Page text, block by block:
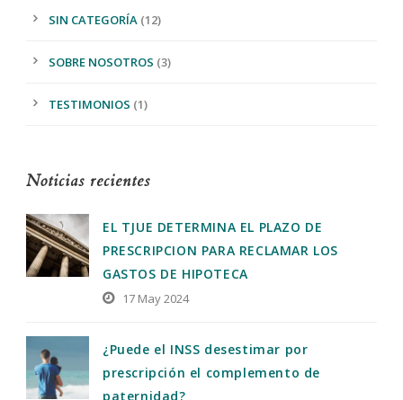
SIN CATEGORÍA (12)
SOBRE NOSOTROS (3)
TESTIMONIOS (1)
Noticias recientes
EL TJUE DETERMINA EL PLAZO DE
PRESCRIPCION PARA RECLAMAR LOS
GASTOS DE HIPOTECA
17 May 2024
¿Puede el INSS desestimar por
prescripción el complemento de
paternidad?